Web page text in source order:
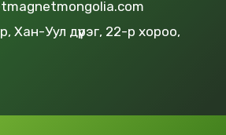
Хан-Уул дүүрэг, 22-р хороо,